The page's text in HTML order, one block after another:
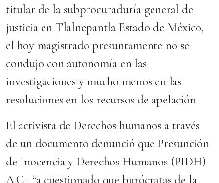
titular de la subprocuraduría general de
justicia en Tlalnepantla Estado de México,
el hoy magistrado presuntamente no se
condujo con autonomía en las
investigaciones y mucho menos en las
resoluciones en los recursos de apelación.
El activista de Derechos humanos a través
de un documento denunció que Presunción
de Inocencia y Derechos Humanos (PIDH)
A.C., “a cuestionado que burócratas de la